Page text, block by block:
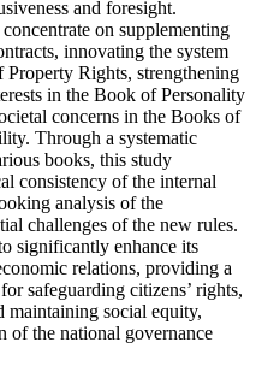
and foresight.
on supplementing
innovating the system
Rights, strengthening
in the Book of Personality
concerns in the Books of
Through a systematic
books, this study
consistency of the internal
analysis of the
challenges of the new rules.
significantly enhance its
relations, providing a
safeguarding citizens’ rights,
maintaining social equity,
of the national governance